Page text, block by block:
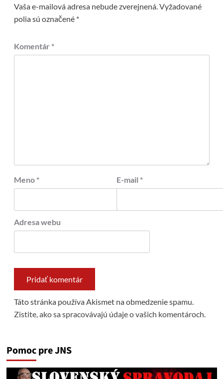
Vaša e-mailová adresa nebude zverejnená.Vyžadované
polia sú označené *
Komentár *
Meno * E-mail *
Adresa webu
Táto stránka používa Akismet na obmedzenie spamu.
Zistite, ako sa spracovávajú údaje o vašich komentároch.
Pomoc pre JNS